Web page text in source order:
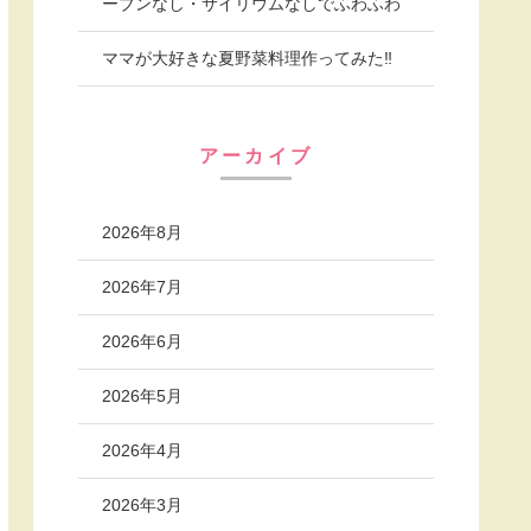
ママが大好きな夏野菜料理作ってみた‼︎
アーカイブ
2026年8月
2026年7月
2026年6月
2026年5月
2026年4月
2026年3月